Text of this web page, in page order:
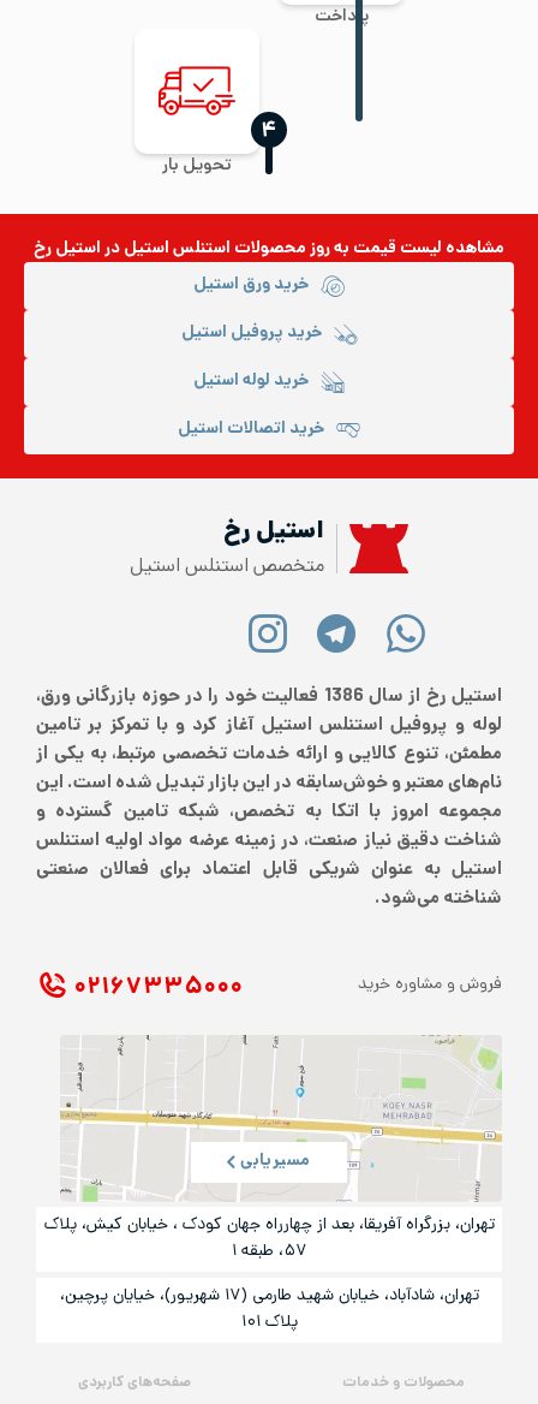
پرداخت
تحویل بار
‍۴
مشاهده لیست قیمت به روزمحصولات استنلس استیلدر استیل رخ
خرید ورق استیل
خرید پروفیل استیل
خرید لوله استیل
خرید اتصالات استیل
استیل رخ
متخصص استنلس استیل
استیل رخ از سال 1386 فعالیت خود را در حوزه بازرگانی ورق،
لوله و پروفیل استنلس استیل آغاز کرد و با تمرکز بر تامین
مطمئن، تنوع کالایی و ارائه خدمات تخصصی مرتبط، به یکی از
نام‌های معتبر و خوش‌سابقه در این بازار تبدیل شده است. این
مجموعه امروز با اتکا به تخصص، شبکه تامین گسترده و
شناخت دقیق نیاز صنعت، در زمینه عرضه مواد اولیه استنلس
استیل به عنوان شریکی قابل اعتماد برای فعالان صنعتی
شناخته می‌شود.
محصولات و خدمات صفحه‌های کاربردی
فروش و مشاوره خرید ۰۲۱ ۶۷۳۳۵۰۰۰
مسیریابی
تهران، بزرگراه آفریقا، بعد از چهارراه جهان کودک ، خیابان کیش، پلاک
۵۷، طبقه ۱
تهران، شادآباد، خیابان شهید طارمی (۱۷ شهریور)، خیایان پرچین،
پلاک ۱۰۱